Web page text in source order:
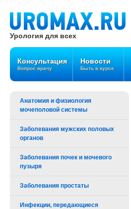
Урология для всех
Консультация
Вопрос врачу
Новости
Быть в курсе
Анатомия и физиология
мочеполовой системы
Заболевания мужских половых
органов
Заболевания почек и мочевого
пузыря
Заболевания простаты
Инфекции, передающиеся